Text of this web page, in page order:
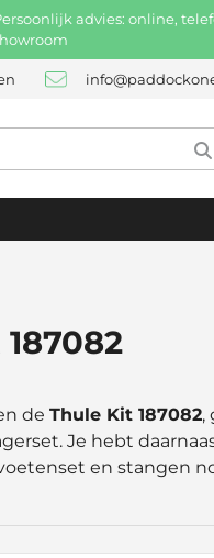
advies: online,
de Thule Kit 187082,
Je hebt
en stangen